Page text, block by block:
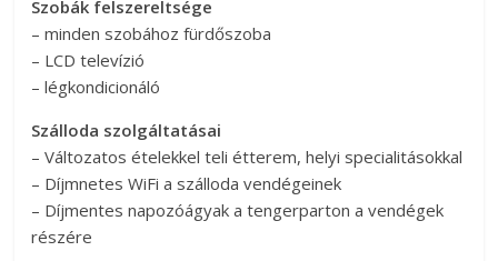
Szobák felszereltsége
– minden szobához fürdőszoba
– LCD televízió
– légkondicionáló
Szálloda szolgáltatásai
– Változatos ételekkel teli étterem, helyi specialitásokkal
– Díjmnetes WiFi a szálloda vendégeinek
– Díjmentes napozóágyak a tengerparton a vendégek
részére